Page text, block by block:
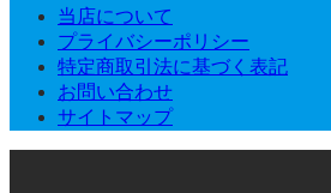
当店について
プライバシーポリシー
特定商取引法に基づく表記
お問い合わせ
サイトマップ